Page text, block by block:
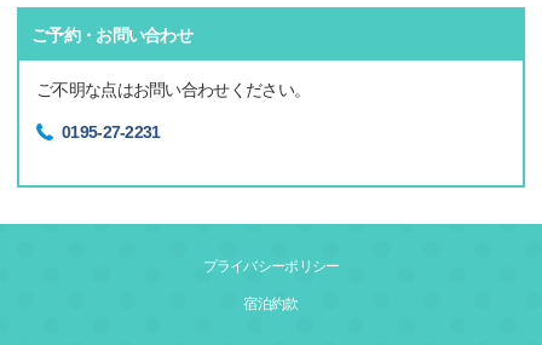
ご予約・お問い合わせ
ご不明な点はお問い合わせください。
0195-27-2231
プライバシーポリシー
宿泊約款